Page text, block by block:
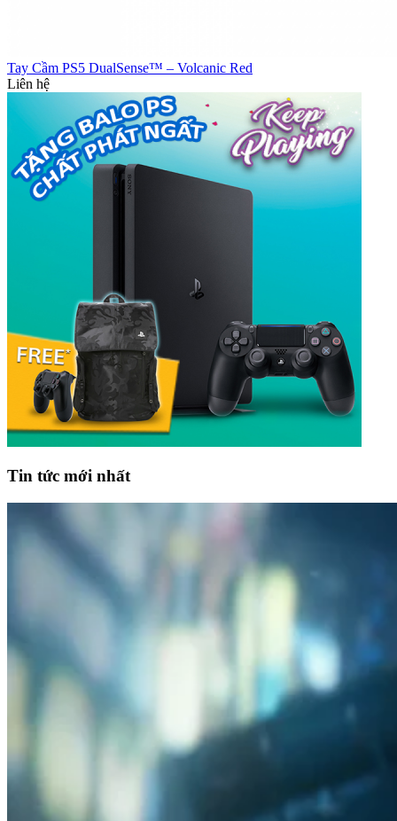
Tay Cầm PS5 DualSense™ – Volcanic Red
Liên hệ
Tin tức mới nhất